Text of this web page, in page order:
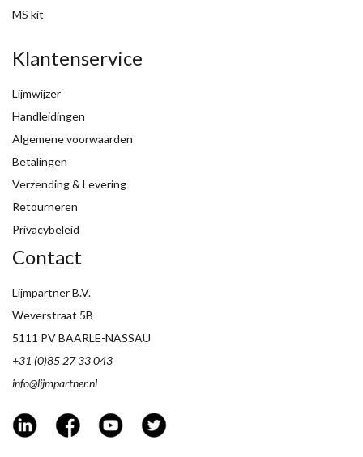
MS kit
Klantenservice
Lijmwijzer
Handleidingen
Algemene voorwaarden
Betalingen
Verzending & Levering
Retourneren
Privacybeleid
Contact
Lijmpartner B.V.
Weverstraat 5B
5111 PV BAARLE-NASSAU
+31 (0)85 27 33 043
info@lijmpartner.nl